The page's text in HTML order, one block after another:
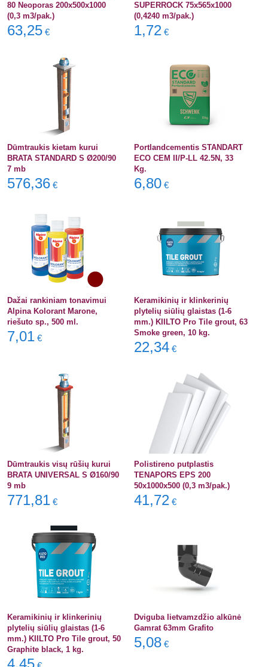
80 Neoporas 200x500x1000
(0,3 m3/pak.)
63,25 €
SUPERROCK 75x565x1000
(0,4240 m3/pak.)
1,72 €
Dūmtraukis kietam kurui
BRATA STANDARD S Ø200/90
7 mb
576,36 €
Portlandcementis STANDART
ECO CEM II/P-LL 42.5N, 33
Kg.
6,80 €
Dažai rankiniam tonavimui
Alpina Kolorant Marone,
riešuto sp., 500 ml.
7,01 €
Keramikinių ir klinkerinių
plytelių siūlių glaistas (1-6
mm.) KIILTO Pro Tile grout, 63
Smoke green, 10 kg.
22,34 €
Dūmtraukis visų rūšių kurui
BRATA UNIVERSAL S Ø160/90
9 mb
771,81 €
Polistireno putplastis
TENAPORS EPS 200
50x1000x500 (0,3 m3/pak.)
41,72 €
Keramikinių ir klinkerinių
plytelių siūlių glaistas (1-6
mm.) KIILTO Pro Tile grout, 50
Graphite black, 1 kg.
4,45
Dviguba lietvamzdžio alkūnė
Gamrat 63mm Grafito
5,08 €